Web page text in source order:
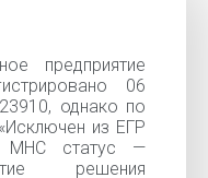
предприятие
06
однако по
из ЕГР
МНС статус —
решения